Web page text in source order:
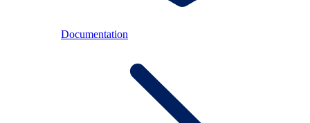
Documentation